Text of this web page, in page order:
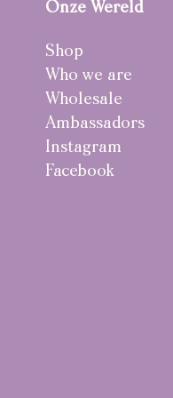
Onze Wereld
Shop
Who we are
Wholesale
Ambassadors
Instagram
Facebook